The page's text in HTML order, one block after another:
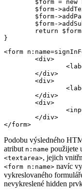
<form
Podobu výsledného
atribut n:name použijete
<textarea>, jejich
<form n:name> navíc
vykreslovaného
nevykreslené hidden